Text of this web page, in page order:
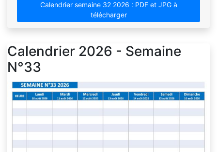
Calendrier semaine 32 2026 : PDF et JPG à
télécharger
Calendrier 2026 - Semaine
N°33